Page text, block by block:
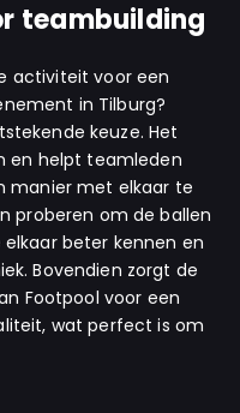
teambuilding
activiteit voor een
in Tilburg?
keuze. Het
en helpt teamleden
manier met elkaar te
proberen om de ballen
beter kennen en
Bovendien zorgt de
Footpool voor een
wat perfect is om